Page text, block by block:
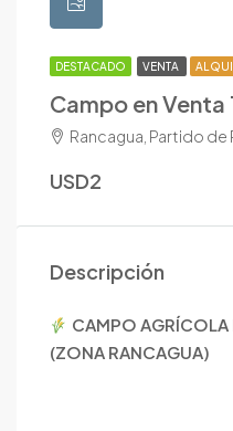
DESTACADO VENTA
Campo en
Rancagua, Partido de
USD2
Descripción
CAMPO AGRÍCOLA
(ZONA RANCAGUA)